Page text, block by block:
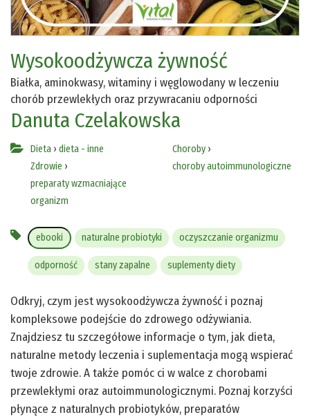
Wysokoodżywcza żywność
Białka, aminokwasy, witaminy i węglowodany w leczeniu
chorób przewlekłych oraz przywracaniu odporności
Danuta Czelakowska
Dieta › dieta - inne
Zdrowie ›
preparaty wzmacniające
organizm
Choroby›
choroby autoimmunologiczne
ebooki naturalne probiotyki oczyszczanie organizmu
odporność stany zapalne suplementy diety
Odkryj, czym jest wysokoodżywcza żywność i poznaj
kompleksowe podejście do zdrowego odżywiania.
Znajdziesz tu szczegółowe informacje o tym, jak dieta,
naturalne metody leczenia i suplementacja mogą wspierać
twoje zdrowie. A także pomóc ci w walce z chorobami
przewlekłymi oraz autoimmunologicznymi. Poznaj korzyści
płynące z naturalnych probiotyków, preparatów